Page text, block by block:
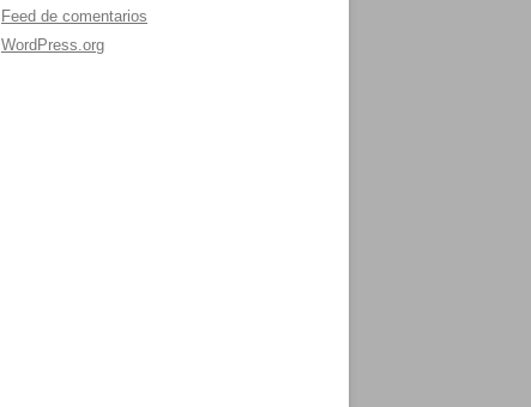
Feed de comentarios
WordPress.org